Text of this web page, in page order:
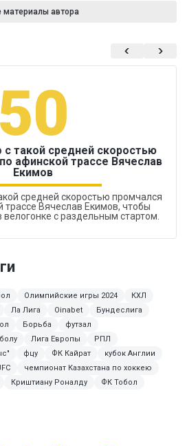
материалы автора
50
такой средней скоростью
афинской трассе Вячеслав
Екимов
средней скоростью промчался
трассе Вячеслав Екимов, чтобы
велогонке с раздельным стартом.
Олимпийские игры 2024
КХЛ
Ла Лига Oinabet
Бундеслига
Борьба
футзал
Лига Европы
РПЛ
фцу ФК Кайрат
кубок Англии
чемпионат Казахстана по хоккею
Криштиану Роналду
ФК Тобол